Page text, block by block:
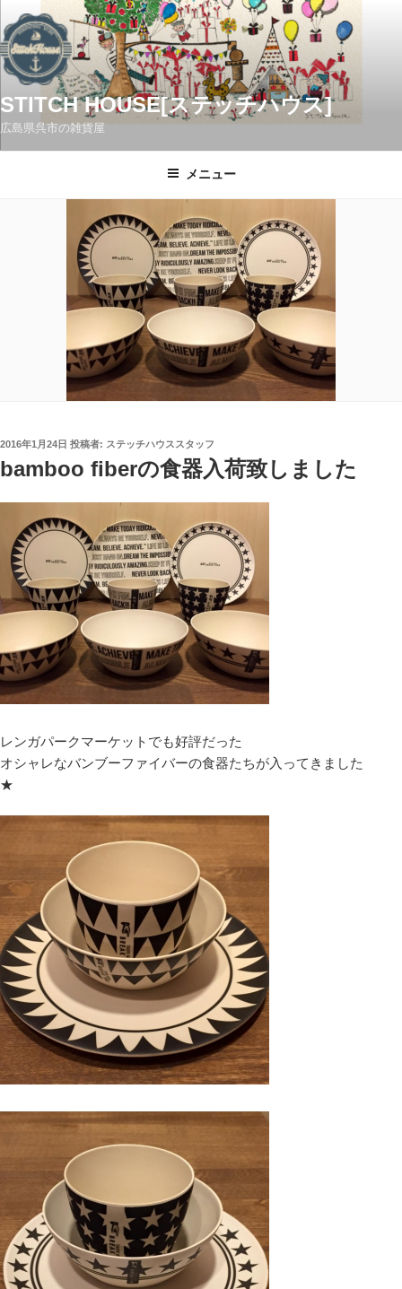
ン
テ
ン
ツ
へ
STITCH HOUSE[ステッチハウス]
広島県呉市の雑貨屋
メニュー
投
稿
日:
2016年1月24日 投稿者: ステッチハウススタッフ
bamboo fiberの食器入荷致しました
レンガパークマーケットでも好評だった
オシャレなバンブーファイバーの食器たちが入ってきました
★